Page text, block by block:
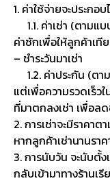
1. ค่าใช้จ่ายจะประก
1.1. ค่าเช่า (ตามแบ
ค่าซักเพื่อให้ลูกค้าเที
– ชำระวันมาเช่า
1.2. ค่าประกัน (ตา
แต่เพื่อความรวดเร็วใ
ที่มาตกลงเช่า เพื่อล
2. การเช่าจะมีราคาต
หากลูกค้าเช่านานรา
3. การนับวัน จะนับตั้
กลับเข้ามาทางร้านเ